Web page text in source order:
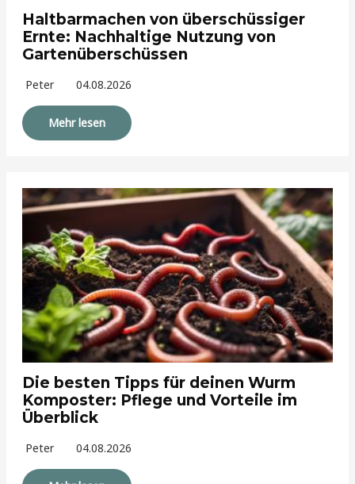
Haltbarmachen von überschüssiger
Ernte: Nachhaltige Nutzung von
Gartenüberschüssen
Peter 04.08.2026
Mehr lesen
Die besten Tipps für deinen Wurm
Komposter: Pflege und Vorteile im
Überblick
Peter 04.08.2026